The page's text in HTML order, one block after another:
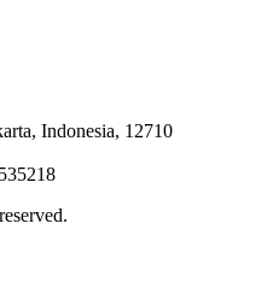
Indonesia, 12710